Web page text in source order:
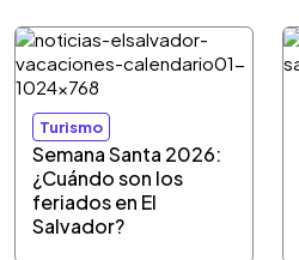
Turismo
Semana Santa 2026:
¿Cuándo son los
feriados en El
Salvador?